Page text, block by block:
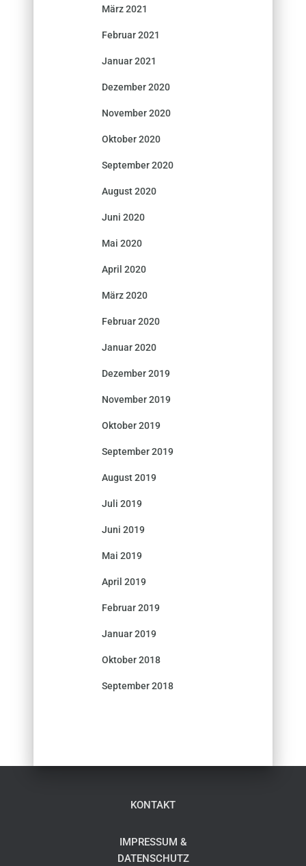
März 2021
Februar 2021
Januar 2021
Dezember 2020
November 2020
Oktober 2020
September 2020
August 2020
Juni 2020
Mai 2020
April 2020
März 2020
Februar 2020
Januar 2020
Dezember 2019
November 2019
Oktober 2019
September 2019
August 2019
Juli 2019
Juni 2019
Mai 2019
April 2019
Februar 2019
Januar 2019
Oktober 2018
September 2018
KONTAKT
IMPRESSUM &
DATENSCHUTZ